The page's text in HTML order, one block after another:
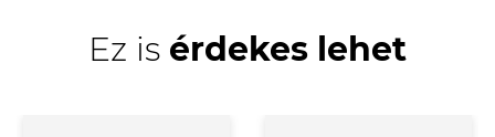
Ez is érdekes lehet